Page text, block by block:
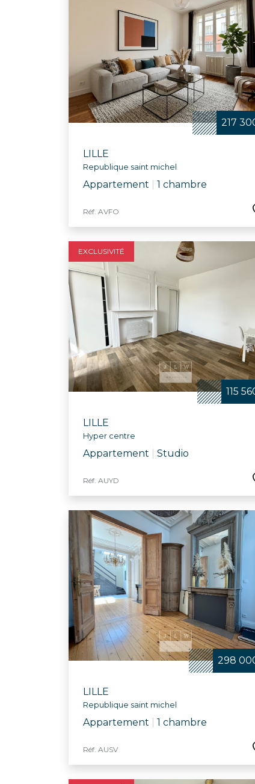
217
LILLE
Republique saint michel
Appartement 1 chambre
Réf. AVFO
EXCLUSIVITÉ
115
LILLE
Hyper centre
Appartement Studio
Réf. AUYD
298
LILLE
Republique saint michel
Appartement 1 chambre
Réf. AUSV